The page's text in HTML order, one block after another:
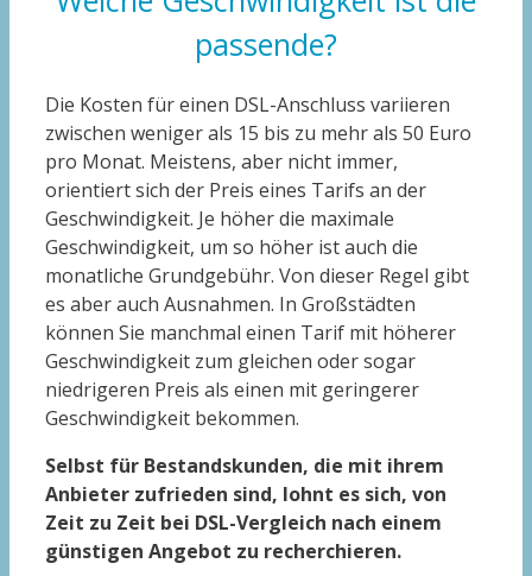
passende?
Die Kosten für einen DSL-Anschluss variieren
zwischen weniger als 15 bis zu mehr als 50 Euro
pro Monat. Meistens, aber nicht immer,
orientiert sich der Preis eines Tarifs an der
Geschwindigkeit. Je höher die maximale
Geschwindigkeit, um so höher ist auch die
monatliche Grundgebühr. Von dieser Regel gibt
es aber auch Ausnahmen. In Großstädten
können Sie manchmal einen Tarif mit höherer
Geschwindigkeit zum gleichen oder sogar
niedrigeren Preis als einen mit geringerer
Geschwindigkeit bekommen.
Selbst für Bestandskunden, die mit ihrem
Anbieter zufrieden sind, lohnt es sich, von
Zeit zu Zeit bei DSL-Vergleich nach einem
günstigen Angebot zu recherchieren.